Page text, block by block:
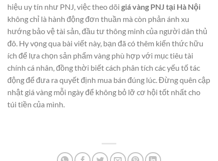
hiệu uy tín như PNJ, việc theo dõi giá vàng PNJ tại Hà Nội
không chỉ là hành động đơn thuần mà còn phản ánh xu
hướng bảo vệ tài sản, đầu tư thông minh của người dân thủ
đô. Hy vọng qua bài viết này, bạn đã có thêm kiến thức hữu
ích để lựa chọn sản phẩm vàng phù hợp với mục tiêu tài
chính cá nhân, đồng thời biết cách phân tích các yếu tố tác
động để đưa ra quyết định mua bán đúng lúc. Đừng quên cập
nhật giá vàng mỗi ngày để không bỏ lỡ cơ hội tốt nhất cho
túi tiền của mình.